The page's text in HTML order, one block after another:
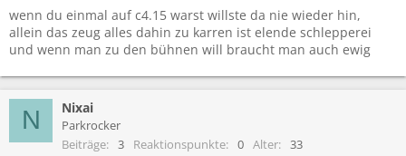
wenn du einmal auf c4.15 warst willste da nie wieder hin,
allein das zeug alles dahin zu karren ist elende schlepperei
und wenn man zu den bühnen will braucht man auch ewig
N Nixai
Parkrocker
Beiträge
3 Reaktionspunkte 0 Alter 33